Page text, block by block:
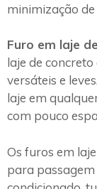
minimização de
Furo em laje
laje de
versáteis e
laje em
com pouco
Os furos em
para